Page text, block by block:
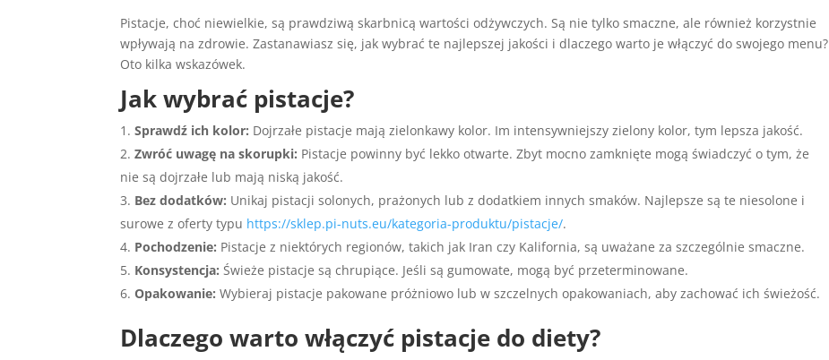
Pistacje, choć niewielkie, są prawdziwą skarbnicą wartości odżywczych. Są nie tylko smaczne, ale również korzystnie
wpływają na zdrowie. Zastanawiasz się, jak wybrać te najlepszej jakości i dlaczego warto je włączyć do swojego menu?
Oto kilka wskazówek.
Jak wybrać pistacje?
Sprawdź ich kolor: Dojrzałe pistacje mają zielonkawy kolor. Im intensywniejszy zielony kolor, tym lepsza jakość.
Zwróć uwagę na skorupki: Pistacje powinny być lekko otwarte. Zbyt mocno zamknięte mogą świadczyć o tym, że
nie są dojrzałe lub mają niską jakość.
Bez dodatków: Unikaj pistacji solonych, prażonych lub z dodatkiem innych smaków. Najlepsze są te niesolone i
surowe z oferty typu https://sklep.pi-nuts.eu/kategoria-produktu/pistacje/.
Pochodzenie: Pistacje z niektórych regionów, takich jak Iran czy Kalifornia, są uważane za szczególnie smaczne.
Konsystencja: Świeże pistacje są chrupiące. Jeśli są gumowate, mogą być przeterminowane.
Opakowanie: Wybieraj pistacje pakowane próżniowo lub w szczelnych opakowaniach, aby zachować ich świeżość.
Dlaczego warto włączyć pistacje do diety?